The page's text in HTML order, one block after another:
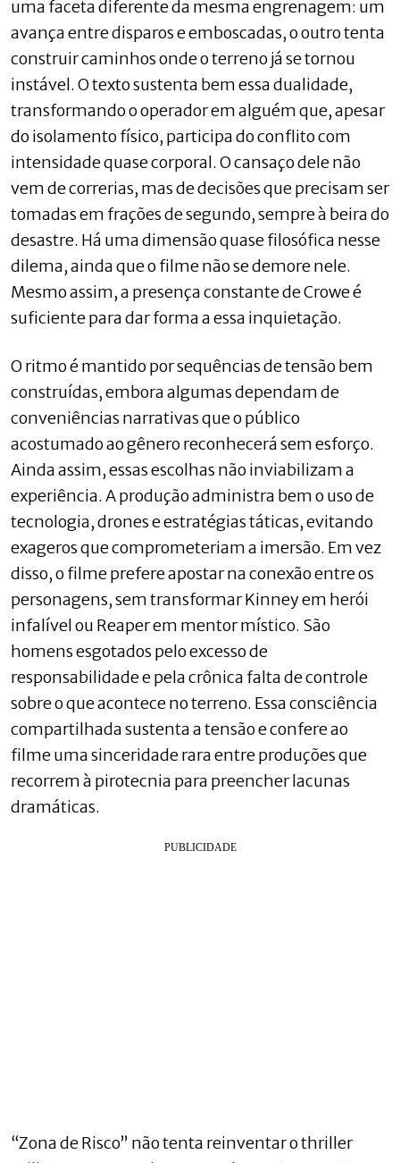
uma faceta diferente da mesma engrenagem: um
avança entre disparos e emboscadas, o outro tenta
construir caminhos onde o terreno já se tornou
instável. O texto sustenta bem essa dualidade,
transformando o operador em alguém que, apesar
do isolamento físico, participa do conflito com
intensidade quase corporal. O cansaço dele não
vem de correrias, mas de decisões que precisam ser
tomadas em frações de segundo, sempre à beira do
desastre. Há uma dimensão quase filosófica nesse
dilema, ainda que o filme não se demore nele.
Mesmo assim, a presença constante de Crowe é
suficiente para dar forma a essa inquietação.
O ritmo é mantido por sequências de tensão bem
construídas, embora algumas dependam de
conveniências narrativas que o público
acostumado ao gênero reconhecerá sem esforço.
Ainda assim, essas escolhas não inviabilizam a
experiência. A produção administra bem o uso de
tecnologia, drones e estratégias táticas, evitando
exageros que comprometeriam a imersão. Em vez
disso, o filme prefere apostar na conexão entre os
personagens, sem transformar Kinney em herói
infalível ou Reaper em mentor místico. São
homens esgotados pelo excesso de
responsabilidade e pela crônica falta de controle
sobre o que acontece no terreno. Essa consciência
compartilhada sustenta a tensão e confere ao
filme uma sinceridade rara entre produções que
recorrem à pirotecnia para preencher lacunas
dramáticas.
“Zona de Risco” não tenta reinventar o thriller